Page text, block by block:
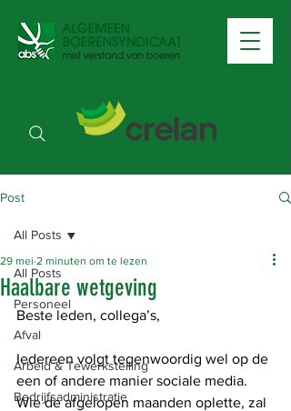
Post
All Posts
Personeel
Afval
Arbeid & Tewerkstelling
Bedrijfsadministratie
All Posts
Haalbare wetgeving
29 mei 2 minuten om te lezen
Beste leden, collega’s,
Iedereen volgt tegenwoordig wel op de
een of andere manier sociale media.
Wie de afgelopen maanden oplette, zal